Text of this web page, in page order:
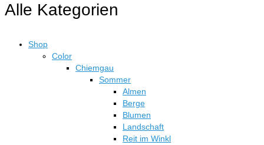
Alle Kategorien
Shop
Color
Chiemgau
Sommer
Almen
Berge
Blumen
Landschaft
Reit im Winkl